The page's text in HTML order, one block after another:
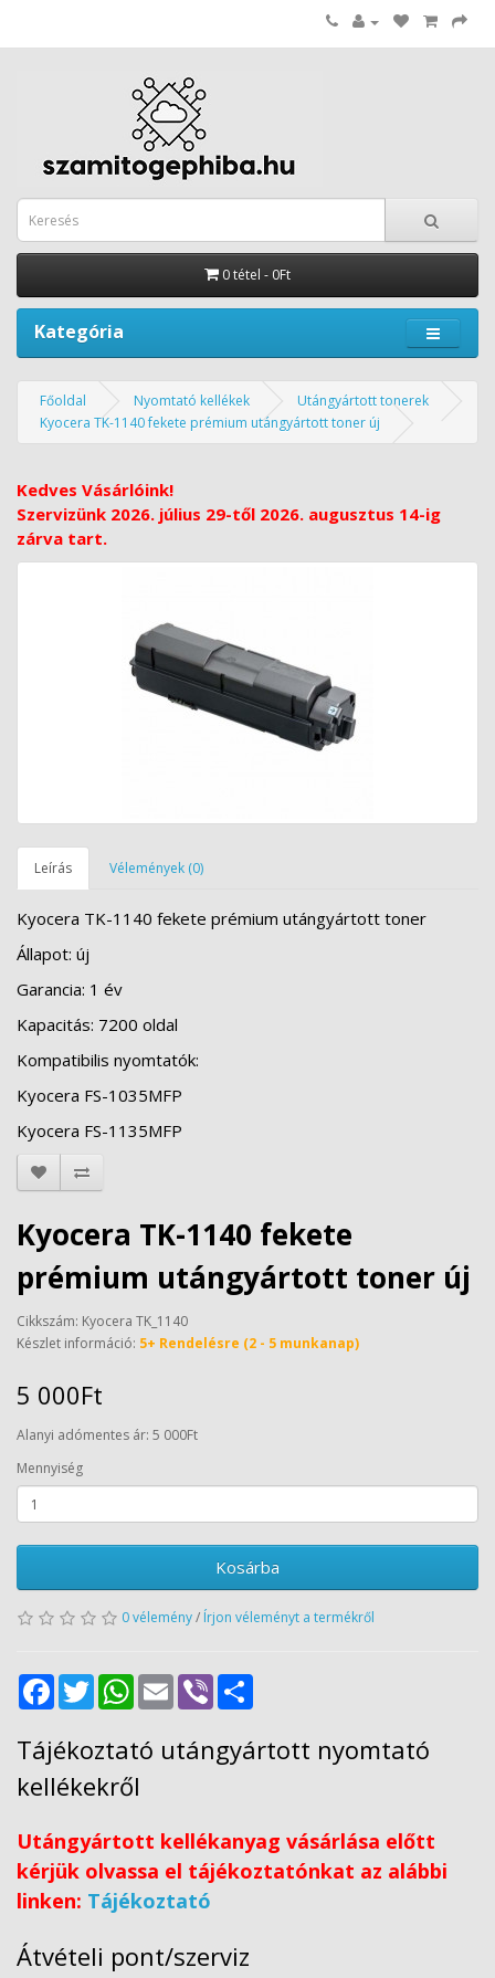
0 tétel - 0Ft
Kategória
Főoldal Nyomtató kellékek
Utángyártott tonerek
Kyocera TK-1140 fekete prémium utángyártott toner új
Kedves Vásárlóink!
Szervizünk 2026. július 29-től 2026. augusztus 14-ig
zárva tart.
Leírás Vélemények (0)
Kyocera TK-1140 fekete prémium utángyártott toner
Állapot: új
Garancia: 1 év
Kapacitás: 7200 oldal
Kompatibilis nyomtatók:
Kyocera FS-1035MFP
Kyocera FS-1135MFP
Kyocera TK-1140 fekete
prémium utángyártott toner új
Cikkszám: Kyocera TK_1140
Készlet információ: 5+ Rendelésre (2 - 5 munkanap)
5 000Ft
Alanyi adómentes ár: 5 000Ft
Mennyiség
Kosárba
0 vélemény/ Írjon véleményt a termékről
FacebookTwitter WhatsApp
Email Viber
Tájékoztató utángyártott nyomtató
kellékekről
Utángyártott kellékanyag vásárlása előtt
kérjük olvassa el tájékoztatónkat az alábbi
linken: Tájékoztató
Átvételi pont/szerviz